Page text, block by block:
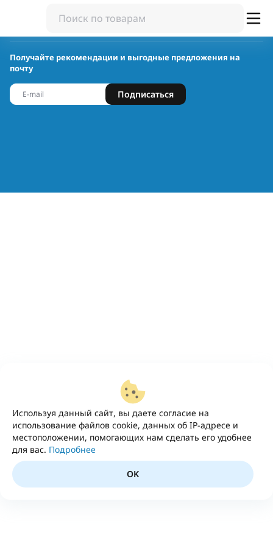
Используя данный сайт, вы даете согласие на
использование файлов cookie, данных об IP-адресе и
местоположении, помогающих нам сделать его удобнее
для вас. Подробнее
OK
Получайте рекомендации и выгодные предложения на
почту
Подписаться